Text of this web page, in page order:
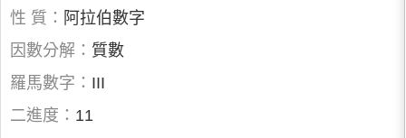
性 質： 阿拉伯數字
因數分解： 質數
羅馬數字： III
二進度： 11